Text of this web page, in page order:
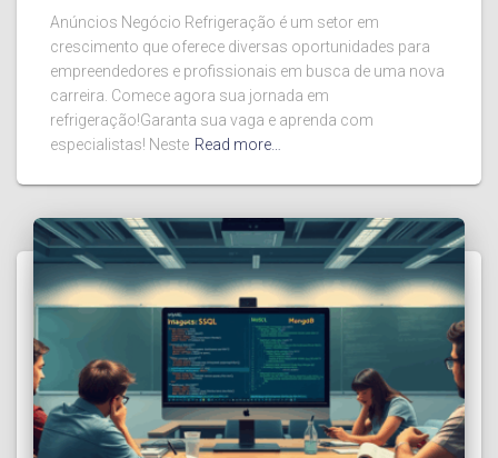
Anúncios Negócio Refrigeração é um setor em
crescimento que oferece diversas oportunidades para
empreendedores e profissionais em busca de uma nova
carreira. Comece agora sua jornada em
refrigeração!Garanta sua vaga e aprenda com
especialistas! Neste Read more…